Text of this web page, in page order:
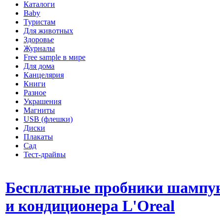
Каталоги
Baby
Туристам
Для животных
Здоровье
Журналы
Free sample в мире
Для дома
Канцелярия
Книги
Разное
Украшения
Магниты
USB (флешки)
Диски
Плакаты
Сад
Тест-драйвы
Бесплатные пробники
и кондиционера L'Oreal